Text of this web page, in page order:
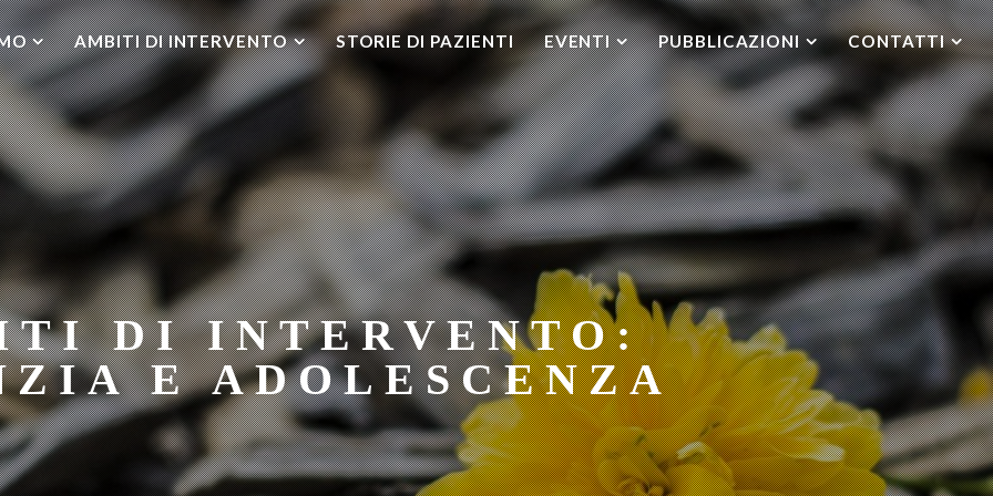
AMBITI DI INTERVENTO STORIE DI PAZIENTI EVENTI PUBBLICAZIONI CONTATTI
DI INTERVENTO:
E ADOLESCENZA